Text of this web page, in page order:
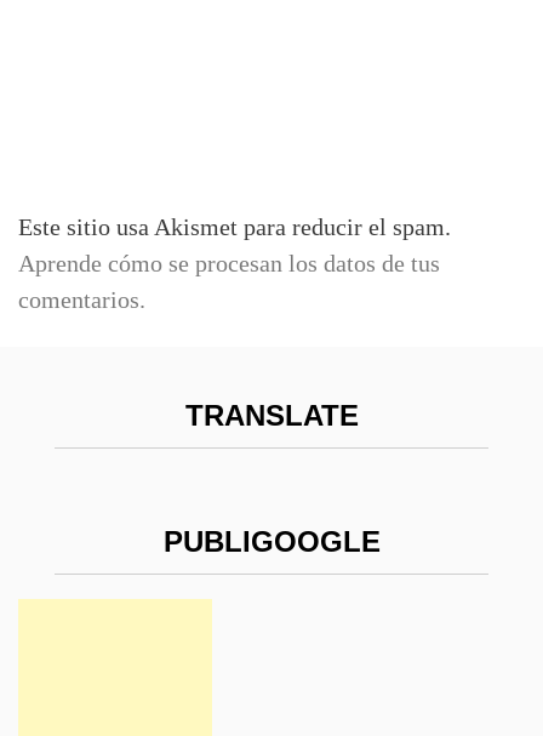
Este sitio usa Akismet para reducir el spam.
Aprende cómo se procesan los datos de tus
comentarios.
TRANSLATE
PUBLIGOOGLE